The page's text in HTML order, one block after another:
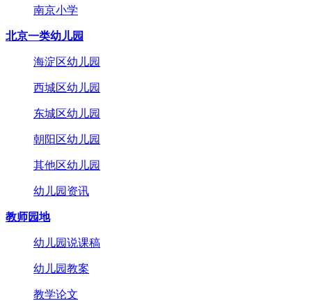
南京小学
北京一类幼儿园
海淀区幼儿园
西城区幼儿园
东城区幼儿园
朝阳区幼儿园
其他区幼儿园
幼儿园资讯
教师园地
幼儿园说课稿
幼儿园教案
教学论文